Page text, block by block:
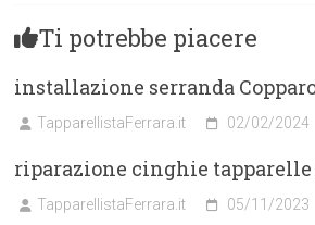
Ti potrebbe piacere
installazione serranda
TapparellistaFerrara.it 02/02/2024
riparazione cinghie
TapparellistaFerrara.it 05/11/2023